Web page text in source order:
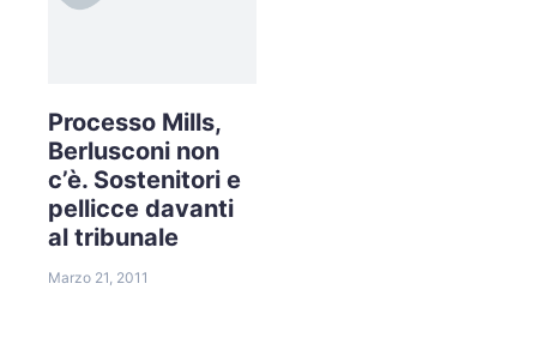
Processo Mills,
Berlusconi non
c’è. Sostenitori e
pellicce davanti
al tribunale
Marzo 21, 2011